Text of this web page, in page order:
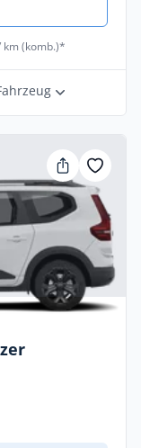
km (komb.)*